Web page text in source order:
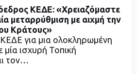
ΠΕΡΙΣΣΟΤΕΡΑ
ΚΕΔΕ: «Χρειαζόμαστε
μεταρρύθμιση με αιχμή την
Κράτους»
για μια ολοκληρωμένη
ισχυρή Τοπική
τον…